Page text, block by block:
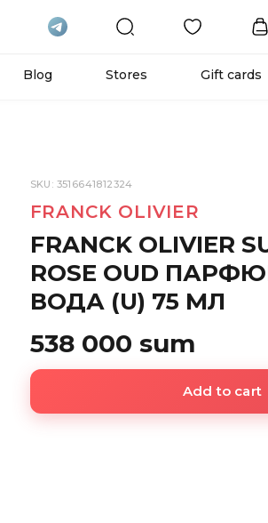
Blog Stores Gift cards
SKU: 3516641812324
FRANCK OLIVIER
FRANCK OLIVIER
ROSE OUD
ВОДА (U) 75 МЛ
538 000 sum
Add to cart